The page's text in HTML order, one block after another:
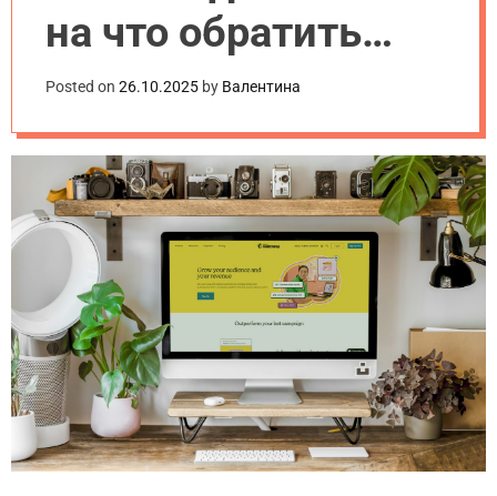
на что обратить
внимание
Posted on 26.10.2025 by Валентина